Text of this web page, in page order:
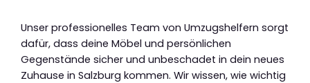
Unser professionelles Team von Umzugshelfern sorgt
dafür, dass deine Möbel und persönlichen
Gegenstände sicher und unbeschadet in dein neues
Zuhause in Salzburg kommen. Wir wissen, wie wichtig